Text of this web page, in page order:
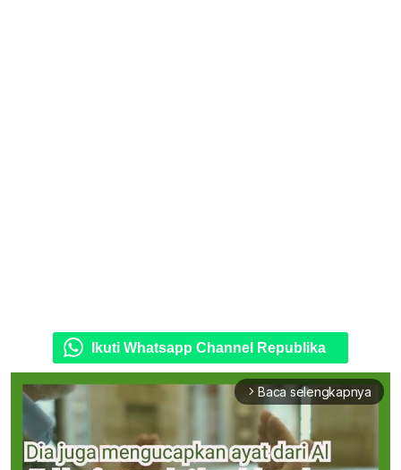
Ikuti Whatsapp Channel Republika
arrow_forward_ios Baca selengkapnya